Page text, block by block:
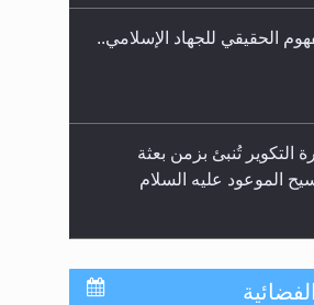
الحقيقي للجهاد الإسلامي..
التكوير تُنبئ بزمن بعثة
الموعود عليه السلام
المسيح الدجال